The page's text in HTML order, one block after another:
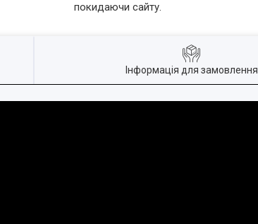
покидаючи сайту.
Інформація для замовлення